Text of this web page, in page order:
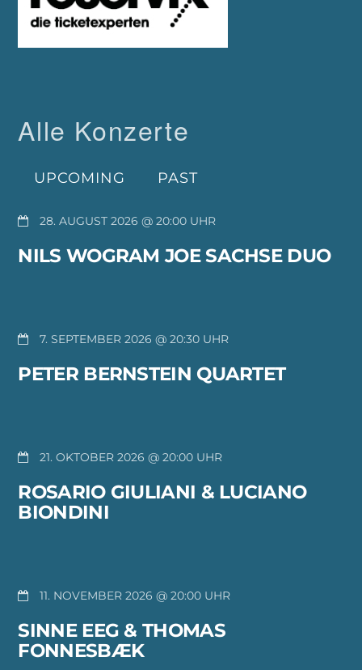
Alle Konzerte
UPCOMING PAST
28. AUGUST 2026 @ 20:00
NILS WOGRAM JOE SACHSE DUO
7. SEPTEMBER 2026 @ 20:30
PETER BERNSTEIN QUARTET
21. OKTOBER 2026 @ 20:00
ROSARIO GIULIANI & LUCIANO
BIONDINI
11. NOVEMBER 2026 @ 20:00
SINNE EEG & THOMAS
FONNESBÆK